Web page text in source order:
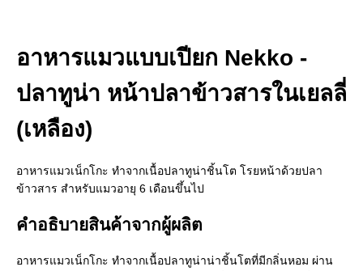
อาหารแมวแบบเปียก Nekko -
ปลาทูน่า หน้าปลาข้าวสารในเยลลี่
(เหลือง)
อาหารแมวเน็กโกะ ทำจากเนื้อปลาทูน่าชิ้นโต โรยหน้าด้วยปลา
ข้าวสาร สำหรับแมวอายุ 6 เดือนขึ้นไป
คำอธิบายสินค้าจากผู้ผลิต
อาหารแมวเน็กโกะ ทำจากเนื้อปลาทูน่าน่าชิ้นโตที่มีกลิ่นหอม ผ่าน